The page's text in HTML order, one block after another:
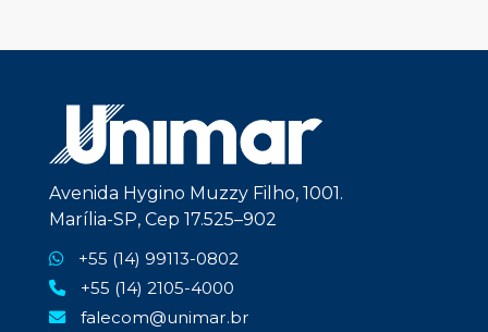
Avenida Hygino Muzzy Filho, 1001.
Marília-SP, Cep 17.525–902
+55 (14) 99113-0802
+55 (14) 2105-4000
falecom@unimar.br